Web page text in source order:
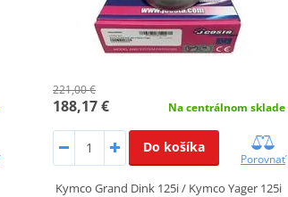
221,00 €
188,17 € Na centrálnom sklade
Do košíka
Porovnať
Kymco Grand Dink 125i / Kymco Yager 125i